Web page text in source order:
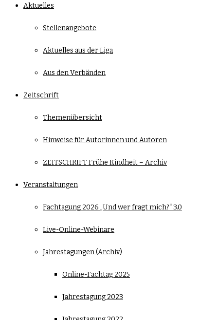
Aktuelles
Stellenangebote
Aktuelles aus der Liga
Aus den Verbänden
Zeitschrift
Themenübersicht
Hinweise für Autorinnen und Autoren
ZEITSCHRIFT Frühe Kindheit – Archiv
Veranstaltungen
Fachtagung 2026 „Und wer fragt mich?“ 3.0
Live-Online-Webinare
Jahrestagungen (Archiv)
Online-Fachtag 2025
Jahrestagung 2023